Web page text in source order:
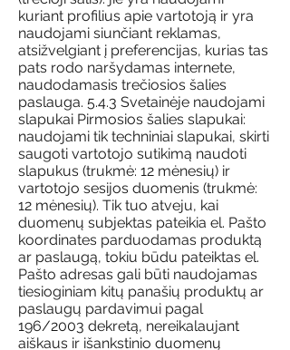
kuriant profilius apie vartotoją ir yra
naudojami siunčiant reklamas,
atsižvelgiant į preferencijas, kurias tas
pats rodo naršydamas internete,
naudodamasis trečiosios šalies
paslauga. 5.4.3 Svetainėje naudojami
slapukai Pirmosios šalies slapukai:
naudojami tik techniniai slapukai, skirti
saugoti vartotojo sutikimą naudoti
slapukus (trukmė: 12 mėnesių) ir
vartotojo sesijos duomenis (trukmė:
12 mėnesių). Tik tuo atveju, kai
duomenų subjektas pateikia el. Pašto
koordinates parduodamas produktą
ar paslaugą, tokiu būdu pateiktas el.
Pašto adresas gali būti naudojamas
tiesioginiam kitų panašių produktų ar
paslaugų pardavimui pagal
196/2003 dekretą, nereikalaujant
aiškaus ir išankstinio duomenų